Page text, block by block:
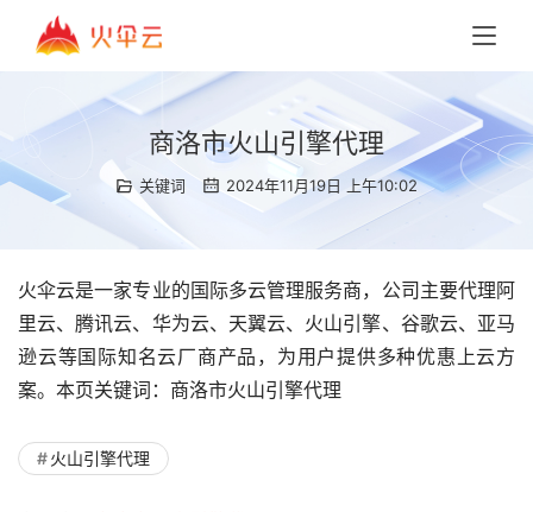
商洛市火山引擎代理
关键词 2024年11月19日 上午10:02
火伞云是一家专业的国际多云管理服务商，公司主要代理阿
里云、腾讯云、华为云、天翼云、火山引擎、谷歌云、亚马
逊云等国际知名云厂商产品，为用户提供多种优惠上云方
案。本页关键词：商洛市火山引擎代理
火山引擎代理